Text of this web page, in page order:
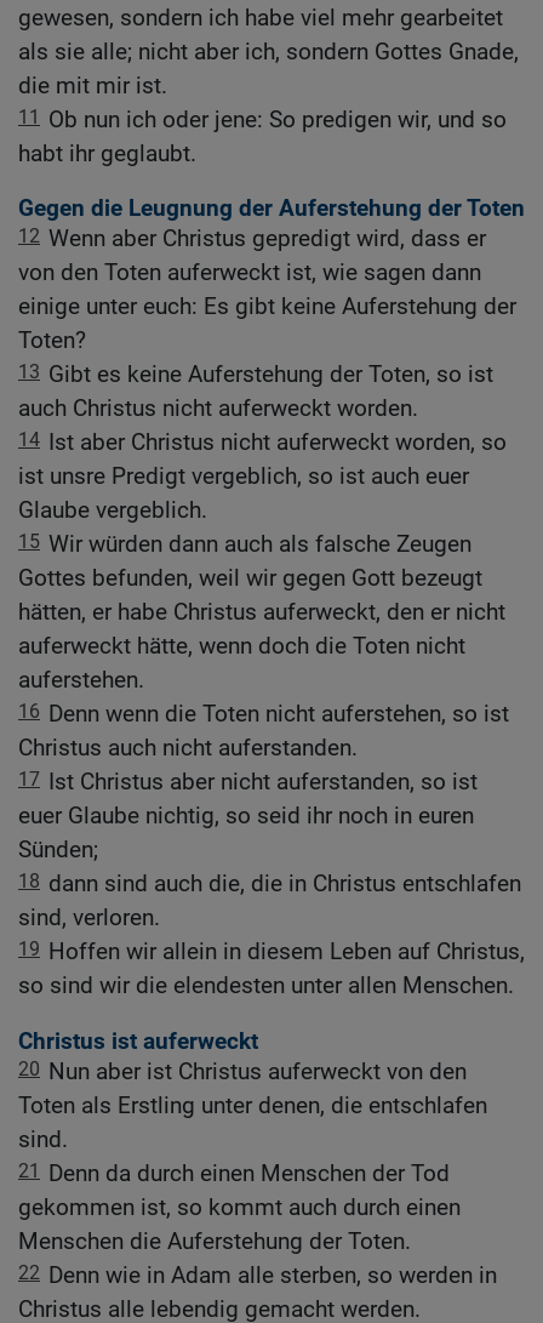
gewesen, sondern ich habe viel mehr gearbeitet
als sie alle; nicht aber ich, sondern Gottes Gnade,
die mit mir ist.
11
Ob nun ich oder jene: So predigen wir, und so
habt ihr geglaubt.
Gegen die Leugnung der Auferstehung der Toten
12 Wenn aber Christus gepredigt wird, dass er
von den Toten auferweckt ist, wie sagen dann
einige unter euch: Es gibt keine Auferstehung der
Toten?
13 Gibt es keine Auferstehung der Toten, so ist
auch Christus nicht auferweckt worden.
14 Ist aber Christus nicht auferweckt worden, so
ist unsre Predigt vergeblich, so ist auch euer
Glaube vergeblich.
15 Wir würden dann auch als falsche Zeugen
Gottes befunden, weil wir gegen Gott bezeugt
hätten, er habe Christus auferweckt, den er nicht
auferweckt hätte, wenn doch die Toten nicht
auferstehen.
16 Denn wenn die Toten nicht auferstehen, so ist
Christus auch nicht auferstanden.
17 Ist Christus aber nicht auferstanden, so ist
euer Glaube nichtig, so seid ihr noch in euren
Sünden;
18 dann sind auch die, die in Christus entschlafen
sind, verloren.
19 Hoffen wir allein in diesem Leben auf Christus,
so sind wir die elendesten unter allen Menschen.
Christus ist auferweckt
20 Nun aber ist Christus auferweckt von den
Toten als Erstling unter denen, die entschlafen
sind.
21 Denn da durch einen Menschen der Tod
gekommen ist, so kommt auch durch einen
Menschen die Auferstehung der Toten.
22 Denn wie in Adam alle sterben, so werden in
Christus alle lebendig gemacht werden.